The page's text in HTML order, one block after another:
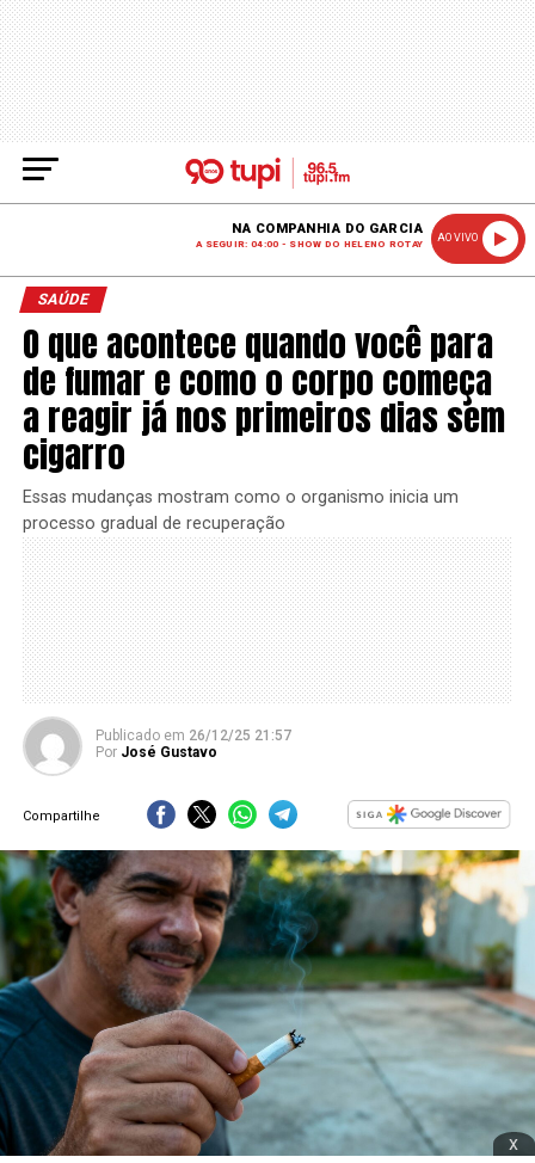
NA COMPANHIA DO GARCIA
A SEGUIR: 04:00 - SHOW DO HELENO ROTAY
AO VIVO
SAÚDE
O que acontece quando você para
de fumar e como o corpo começa
a reagir já nos primeiros dias sem
cigarro
Essas mudanças mostram como o organismo inicia um
processo gradual de recuperação
Publicado em 26/12/25 21:57
Por José Gustavo
Compartilhe
x